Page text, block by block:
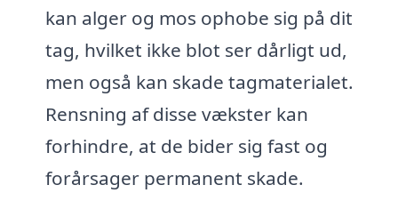
kan alger og mos ophobe sig på dit
tag, hvilket ikke blot ser dårligt ud,
men også kan skade tagmaterialet.
Rensning af disse vækster kan
forhindre, at de bider sig fast og
forårsager permanent skade.